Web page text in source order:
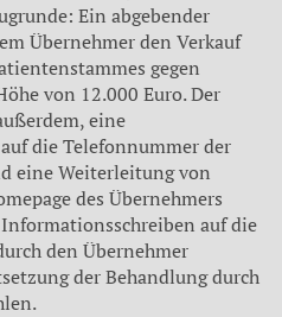
Ein abgebender
Übernehmer den Verkauf
gegen
von 12.000 Euro. Der
eine
die Telefonnummer der
eine Weiterleitung von
des Übernehmers
auf die
den Übernehmer
der Behandlung durch